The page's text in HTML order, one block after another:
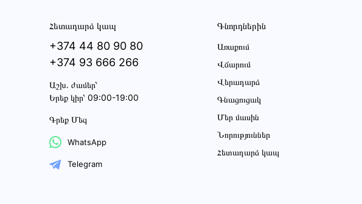
Հետադարձ կապ
+374 44 80 90 80
+374 93 666 266
Աշխ․ ժամեր՝
Երեք կիր՝ 09:00-19:00
Գրեք Մեզ
WhatsApp
Telegram
Գնորդներին
Առաքում
Վճարում
Վերադարձ
Գնացուցակ
Մեր մասին
Նորություններ
Հետադարձ կապ